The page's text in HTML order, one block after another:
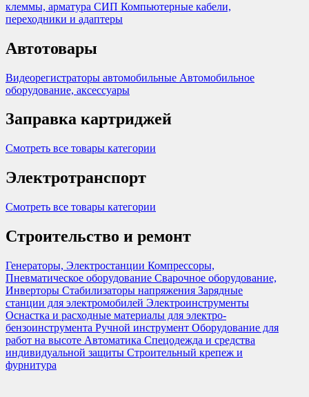
клеммы, арматура СИП Компьютерные кабели,
переходники и адаптеры
Автотовары
Видеорегистраторы автомобильные Автомобильное
оборудование, аксессуары
Заправка картриджей
Смотреть все товары категории
Электротранспорт
Смотреть все товары категории
Строительство и ремонт
Генераторы, Электростанции Компрессоры,
Пневматическое оборудование Сварочное оборудование,
Инверторы Стабилизаторы напряжения Зарядные
станции для электромобилей Электроинструменты
Оснастка и расходные материалы для электро-
бензоинструмента Ручной инструмент Оборудование для
работ на высоте Автоматика Спецодежда и средства
индивидуальной защиты Строительный крепеж и
фурнитура